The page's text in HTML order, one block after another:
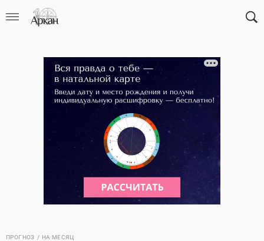
ПРОГНОЗ
НА МЕСЯЦ